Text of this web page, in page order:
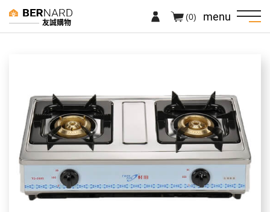
友誠購物 menu
(0)